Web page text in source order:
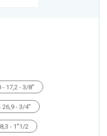
- 17,2 - 3/8''
26,9 - 3/4''
- 1''1/2